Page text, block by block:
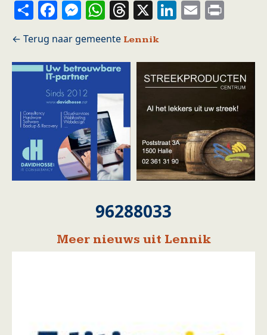
ShareFacebook
Messenger
WhatsApp
Threads
X LinkedIn
Email
Lennik
96288033
Meer nieuws uit Lennik